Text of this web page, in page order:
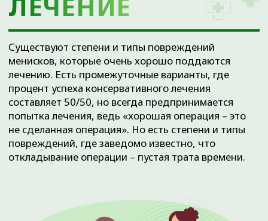
г. Тюмень, ул. Пермякова, 3А, стр. 3
(2-й этаж)
+7 (3452) 588-599
+7 (3452) 560-266
Время работы:
Ежедневно с 08:00 до 20:00
авторского права (в том числе дизайн). Запрещается
копирование, распространение (в том числе путем
info@ortho72.ru